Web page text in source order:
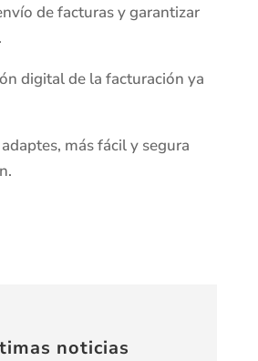
de facturas y garantizar
digital de la facturación ya
más fácil y segura
noticias